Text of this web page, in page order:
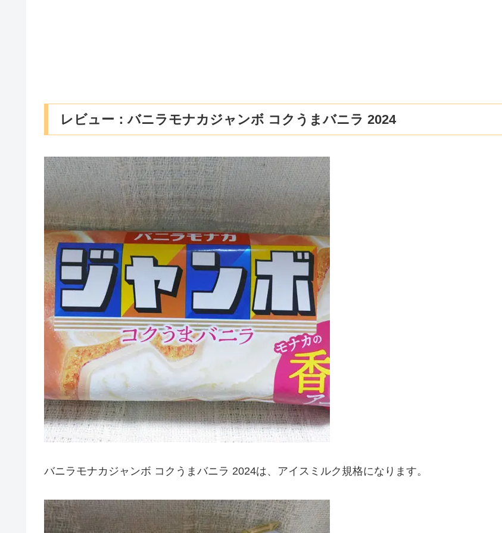
レビュー：バニラモナカジャンボ コクうまバニラ 2024
バニラモナカジャンボ コクうまバニラ 2024は、アイスミルク規格になります。